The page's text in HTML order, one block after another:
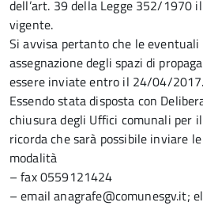
dell’art. 39 della Legge 352/1970
vigente.
Si avvisa pertanto che le
assegnazione degli spazi di
essere inviate entro il 24/04/2017.
Essendo stata disposta con
chiusura degli Uffici comunali per
ricorda che sarà possibile inviare
modalità
– fax 0559121424
– emailanagrafe@comunesgv.it;